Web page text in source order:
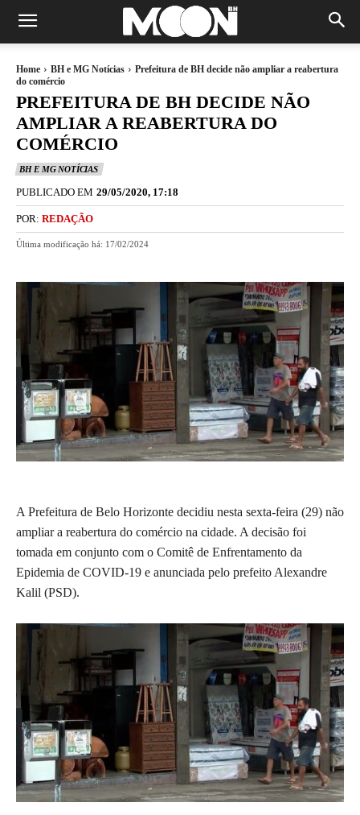
Home BH e MG Notícias
Prefeitura de BH decide não ampliar a reabertura
do comércio
PREFEITURA DE BH DECIDE NÃO
AMPLIAR A REABERTURA DO
COMÉRCIO
BH E MG NOTÍCIAS
PUBLICADO EM 29/05/2020, 17:18
POR: REDAÇÃO
Última modificação há: 17/02/2024
A Prefeitura de Belo Horizonte decidiu nesta sexta-feira (29) não
ampliar a reabertura do comércio na cidade. A decisão foi
tomada em conjunto com o Comitê de Enfrentamento da
Epidemia de COVID-19 e anunciada pelo prefeito Alexandre
Kalil (PSD).